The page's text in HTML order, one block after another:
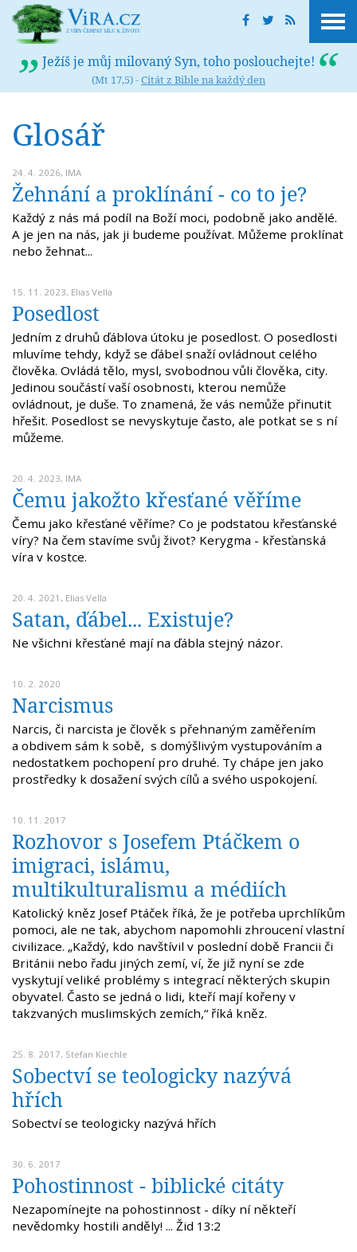
Ježíš je můj milovaný Syn, toho poslouchejte!
(Mt 17,5) -Citát z Bible na každý den
Glosář
24. 4. 2026, IMA
Žehnání a proklínání - co to je?
Každý z nás má podíl na Boží moci, podobně jako andělé.
A je jen na nás, jak ji budeme používat. Můžeme proklínat
nebo žehnat...
15. 11. 2023, Elias Vella
Posedlost
Jedním z druhů ďáblova útoku je posedlost. O posedlosti
mluvíme tehdy, když se ďábel snaží ovládnout celého
člověka. Ovládá tělo, mysl, svobodnou vůli člověka, city.
Jedinou součástí vaší osobnosti, kterou nemůže
ovládnout, je duše. To znamená, že vás nemůže přinutit
hřešit. Posedlost se nevyskytuje často, ale potkat se s ní
můžeme.
20. 4. 2023, IMA
Čemu jakožto křesťané věříme
Čemu jako křesťané věříme? Co je podstatou křesťanské
víry? Na čem stavíme svůj život? Kerygma - křesťanská
víra v kostce.
20. 4. 2021, Elias Vella
Satan, ďábel... Existuje?
Ne všichni křesťané mají na ďábla stejný názor.
10. 2. 2020
Narcismus
Narcis, či narcista je člověk s přehnaným zaměřením
a obdivem sám k sobě, s domýšlivým vystupováním a
nedostatkem pochopení pro druhé. Ty chápe jen jako
prostředky k dosažení svých cílů a svého uspokojení.
10. 11. 2017
Rozhovor s Josefem Ptáčkem o
imigraci, islámu,
multikulturalismu a médiích
Katolický kněz Josef Ptáček říká, že je potřeba uprchlíkům
pomoci, ale ne tak, abychom napomohli zhroucení vlastní
civilizace. „Každý, kdo navštívil v poslední době Francii či
Británii nebo řadu jiných zemí, ví, že již nyní se zde
vyskytují veliké problémy s integrací některých skupin
obyvatel. Často se jedná o lidi, kteří mají kořeny v
takzvaných muslimských zemích,“ říká kněz.
25. 8. 2017, Stefan Kiechle
Sobectví se teologicky nazývá
hřích
Sobectví se teologicky nazývá hřích
30. 6. 2017
Pohostinnost - biblické citáty
Nezapomínejte na pohostinnost - díky ní někteří
nevědomky hostili anděly! ... Žid 13:2